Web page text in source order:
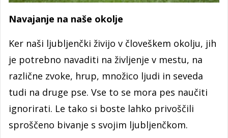
Navajanje na naše okolje
Ker naši ljubljenčki živijo v človeškem okolju, jih
je potrebno navaditi na življenje v mestu, na
različne zvoke, hrup, množico ljudi in seveda
tudi na druge pse. Vse to se mora pes naučiti
ignorirati. Le tako si boste lahko privoščili
sproščeno bivanje s svojim ljubljenčkom.